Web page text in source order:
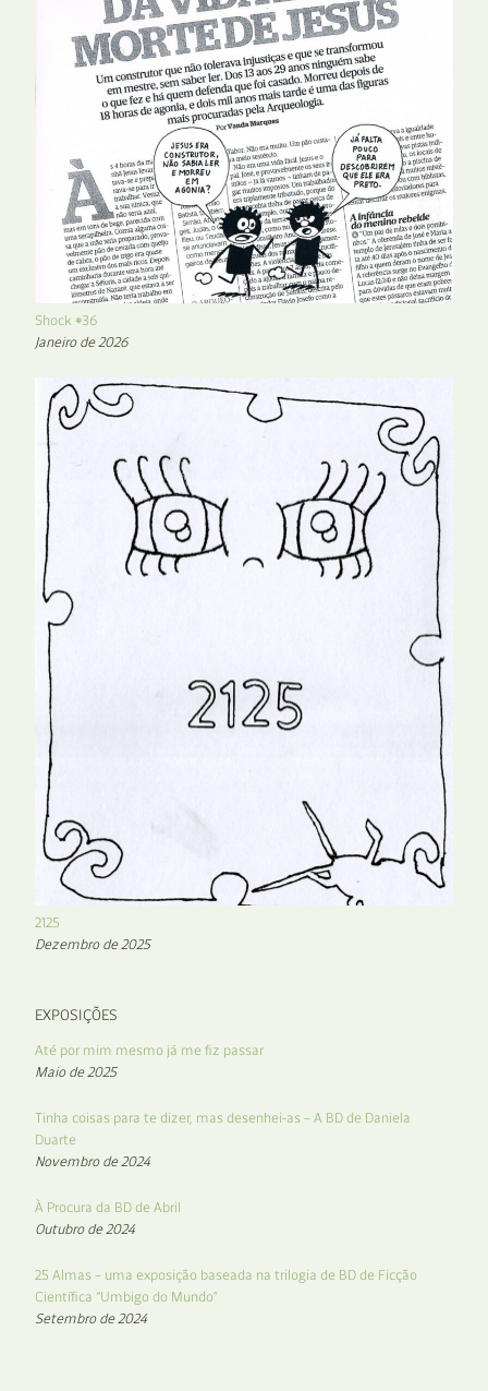
Shock #36
Janeiro de 2026
2125
Dezembro de 2025
EXPOSIÇÕES
Até por mim mesmo já me fiz passar
Maio de 2025
Tinha coisas para te dizer, mas desenhei-as – A BD de Daniela
Duarte
Novembro de 2024
À Procura da BD de Abril
Outubro de 2024
25 Almas – uma exposição baseada na trilogia de BD de Ficção
Científica “Umbigo do Mundo”
Setembro de 2024